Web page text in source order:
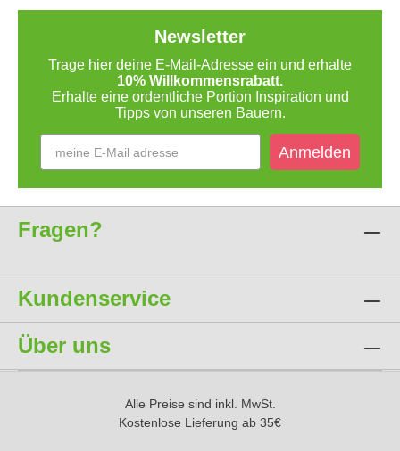
Newsletter
Trage hier deine E-Mail-Adresse ein und erhalte
10% Willkommensrabatt.
Erhalte eine ordentliche Portion Inspiration und
Tipps von unseren Bauern.
Anmelden
Fragen?
Kundenservice
Über uns
Alle Preise sind inkl. MwSt.
Kostenlose Lieferung ab 35€